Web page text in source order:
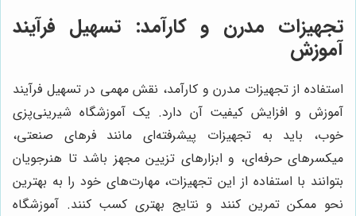
تجهیزات مدرن و کارآمد: تسهیل فرآیند
آموزش
استفاده از تجهیزات مدرن و کارآمد، نقش مهمی در تسهیل فرآیند
آموزش و افزایش کیفیت آن دارد. یک آموزشگاه شیرینی‌پزی
خوب، باید به تجهیزات پیشرفته‌ای مانند فر‌های صنعتی،
میکسر‌های حرفه‌ای، و ابزار‌های تزیین مجهز باشد تا هنرجویان
بتوانند با استفاده از این تجهیزات، مهارت‌های خود را به بهترین
نحو ممکن تمرین کنند و نتایج بهتری کسب کنند. آموزشگاه